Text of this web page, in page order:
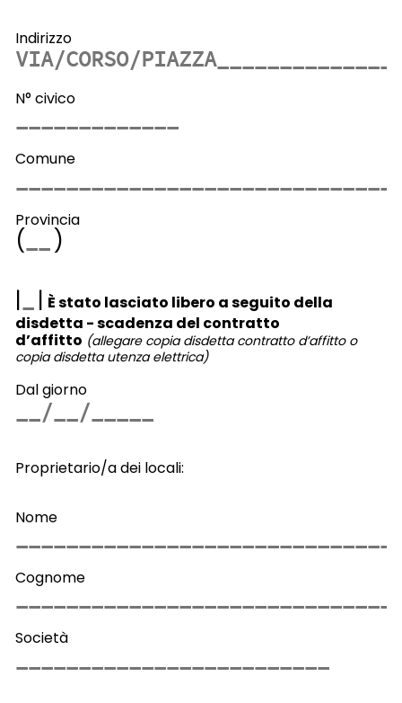
Indirizzo
N° civico
Comune
Provincia
( )
| | È stato lasciato libero a seguito della
disdetta - scadenza del contratto
d’affitto (allegare copia disdetta contratto d’affitto o
copia disdetta utenza elettrica)
Dal giorno
Proprietario/a dei locali:
Nome
Cognome
Società